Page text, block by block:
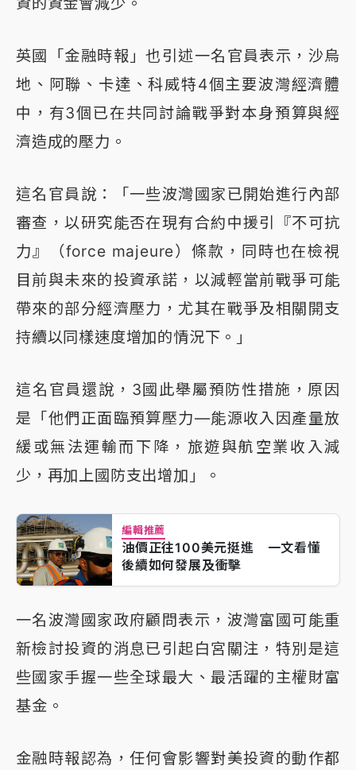
英國「金融時報」也引述一名官員表示，沙烏
地、阿聯、卡達、科威特4個主要波灣經濟體
中，有3個已在共同討論戰爭對本身預算與經
濟造成的壓力。
這名官員說：「一些波灣國家已開始進行內部
審查，以研究能否在現有合約中援引『不可抗
力』（force majeure）條款，同時也在檢視
目前與未來的投資承諾，以減輕當前戰爭可能
帶來的部分經濟壓力，尤其在戰爭及相關開支
持續以同樣速度增加的情況下。」
這名官員還說，3國此舉屬預防性措施，原因
是「他們正面臨預算壓力—能源收入因產量放
緩或無法運輸而下降，旅遊與航空業收入減
少，再加上國防支出增加」。
編輯推薦
油價正往100美元挺進 一文看懂
後續如何發展及衝擊
一名波灣國家政府顧問表示，波灣富國可能重
新檢討投資的消息已引起白宮關注，特別是這
些國家手握一些全球最大、最活躍的主權財富
基金。
金融時報認為，任何會影響對美投資的動作都